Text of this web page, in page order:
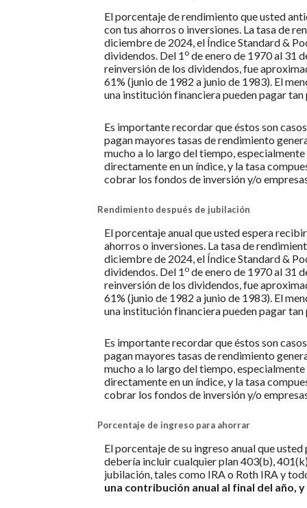
El porcentaje de rendimiento que usted
con tus ahorros o inversiones. La tasa de
diciembre de 2024, el Índice Standard &
dividendos. Del 1 o de enero de 1970 al 31
reinversión de los dividendos, fue
61% (junio de 1982 a junio de 1983). El
una institución financiera pueden pagar
Es importante recordar que éstos son
pagan mayores tasas de rendimiento
mucho a lo largo del tiempo,
directamente en un índice, y la tasa
cobrar los fondos de inversión y/o
Rendimiento después de jubilación
El porcentaje anual que usted espera
ahorros o inversiones. La tasa de
diciembre de 2024, el Índice Standard &
dividendos. Del 1 o de enero de 1970 al 31
reinversión de los dividendos, fue
61% (junio de 1982 a junio de 1983). El
una institución financiera pueden pagar
Es importante recordar que éstos son
pagan mayores tasas de rendimiento
mucho a lo largo del tiempo,
directamente en un índice, y la tasa
cobrar los fondos de inversión y/o
Porcentaje de ingreso para ahorrar
El porcentaje de su ingreso anual que
debería incluir cualquier plan 403(b),
jubilación, tales como IRA o Roth IRA y
una contribución anual al final del año,